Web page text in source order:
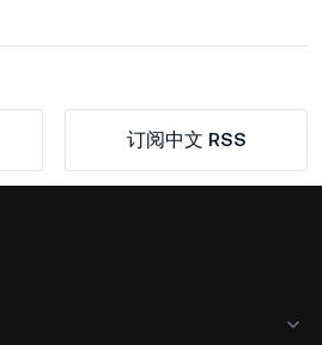
订阅中文 RSS